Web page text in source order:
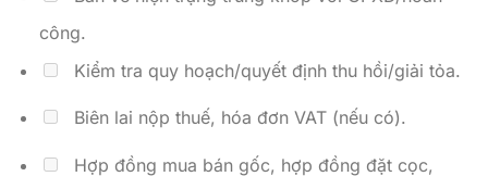
công.
Kiểm tra quy hoạch/quyết định thu hồi/giải tỏa.
Biên lai nộp thuế, hóa đơn VAT (nếu có).
Hợp đồng mua bán gốc, hợp đồng đặt cọc,